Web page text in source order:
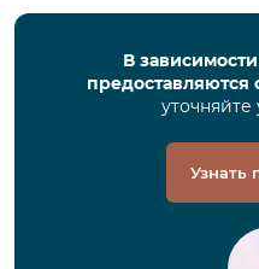
В
предоставляются
Узнать